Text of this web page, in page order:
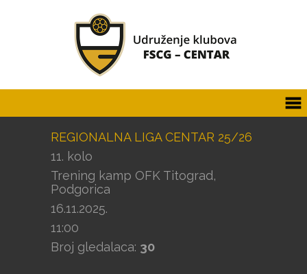
REGIONALNA LIGA CENTAR 25/26
11. kolo
Trening kamp OFK Titograd,
Podgorica
16.11.2025.
11:00
Broj gledalaca: 30